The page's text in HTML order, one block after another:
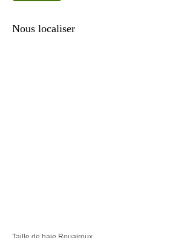
Nous localiser